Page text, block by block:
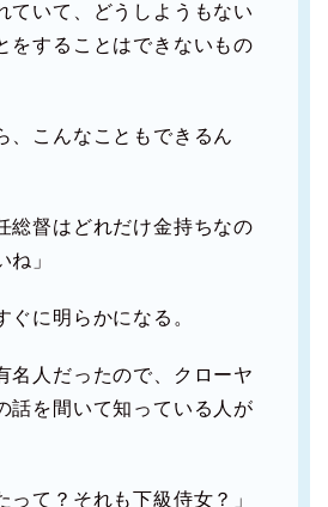
ていて、どうしようもない
をすることはできないもの
、こんなこともできるん
総督はどれだけ金持ちなの
ね」
ぐに明らかになる。
名人だったので、クローヤ
話を間いて知っている人が
って？それも下級侍女？」